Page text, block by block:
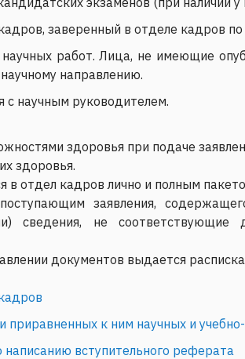
заверенный в отделе кадров
работ. Лица, не имеющие
направлению.
с научным руководителем.
здоровья при подаче
здоровья.
в отдел кадров лично и полным
заявления,
сведения, не соответствующие
документов выдается
приравненных к ним научных и
вступительного реферата